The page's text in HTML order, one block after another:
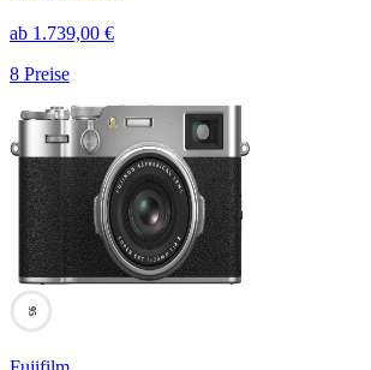
ab 1.739,00 €
8 Preise
95